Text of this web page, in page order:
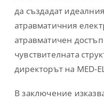
да създадат
атравматичния
атравматичен
чувствителната
директорът на MED-
В заключение